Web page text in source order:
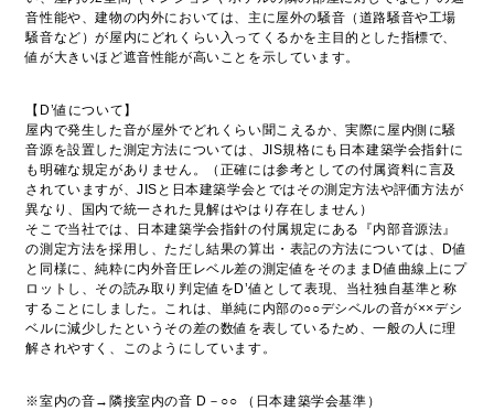
音性能や、建物の内外においては、主に屋外の騒音（道路騒音や工場
騒音など）が屋内にどれくらい入ってくるかを主目的とした指標で、
値が大きいほど遮音性能が高いことを示しています。
【D’値について】
屋内で発生した音が屋外でどれくらい聞こえるか、実際に屋内側に騒
音源を設置した測定方法については、JIS規格にも日本建築学会指針に
も明確な規定がありません。（正確には参考としての付属資料に言及
されていますが、JISと日本建築学会とではその測定方法や評価方法が
異なり、国内で統一された見解はやはり存在しません）
そこで当社では、日本建築学会指針の付属規定にある『内部音源法』
の測定方法を採用し、ただし結果の算出・表記の方法については、D値
と同様に、純粋に内外音圧レベル差の測定値をそのままD値曲線上にプ
ロットし、その読み取り判定値をD’値として表現、当社独自基準と称
することにしました。これは、単純に内部の○○デシベルの音が××デシ
ベルに減少したというその差の数値を表しているため、一般の人に理
解されやすく、このようにしています。
※室内の音→隣接室内の音 D－○○ （日本建築学会基準）